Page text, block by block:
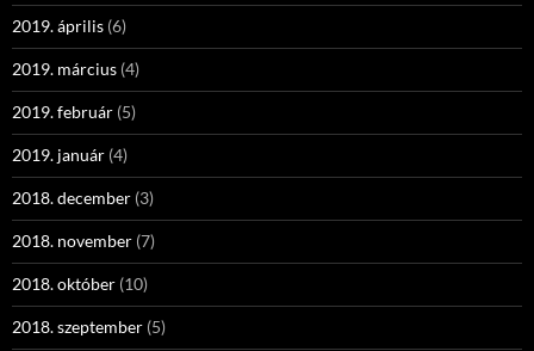
2019. április (6)
2019. március (4)
2019. február (5)
2019. január (4)
2018. december (3)
2018. november (7)
2018. október (10)
2018. szeptember (5)